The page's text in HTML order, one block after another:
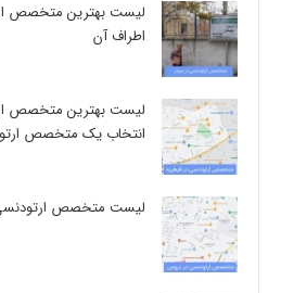
لیست بهترین متخصص
اطراف آن
لیست بهترین متخصص
انتخاب یک متخصص
لیست متخصص